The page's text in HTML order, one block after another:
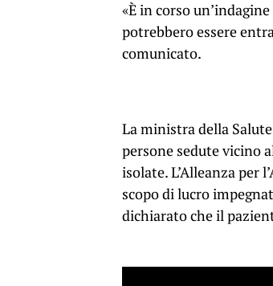
«È in corso
potrebbero essere
comunicato.
La ministra della
persone sedute vicino
isolate. L’Alleanza per
scopo di lucro
dichiarato che il